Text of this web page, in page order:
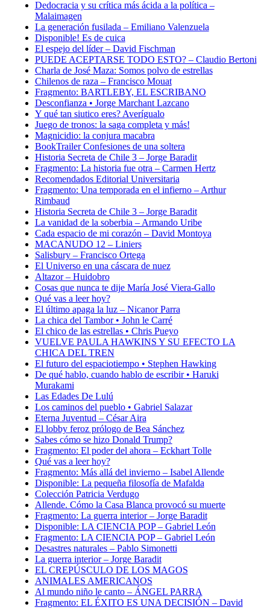
Dedocracia y su crítica más ácida a la política –
Malaimagen
La generación fusilada – Emiliano Valenzuela
Disponible! Es de cuica
El espejo del líder – David Fischman
PUEDE ACEPTARSE TODO ESTO? – Claudio Bertoni
Charla de José Maza: Somos polvo de estrellas
Chilenos de raza – Francisco Mouat
Fragmento: BARTLEBY, EL ESCRIBANO
Desconfianza • Jorge Marchant Lazcano
Y qué tan siutico eres? Averígualo
Juego de tronos: la saga completa y más!
Magnicidio: la conjura macabra
BookTrailer Confesiones de una soltera
Historia Secreta de Chile 3 – Jorge Baradit
Fragmento: La historia fue otra – Carmen Hertz
Recomendados Editorial Universitaria
Fragmento: Una temporada en el infierno – Arthur
Rimbaud
Historia Secreta de Chile 3 – Jorge Baradit
La vanidad de la soberbia – Armando Uribe
Cada espacio de mi corazón – David Montoya
MACANUDO 12 – Liniers
Salisbury – Francisco Ortega
El Universo en una cáscara de nuez
Altazor – Huidobro
Cosas que nunca te dije María José Viera-Gallo
Qué vas a leer hoy?
El último apaga la luz – Nicanor Parra
La chica del Tambor • John le Carré
El chico de las estrellas • Chris Pueyo
VUELVE PAULA HAWKINS Y SU EFECTO LA
CHICA DEL TREN
El futuro del espaciotiempo • Stephen Hawking
De qué hablo, cuando hablo de escribir • Haruki
Murakami
Las Edades De Lulú
Los caminos del pueblo • Gabriel Salazar
Eterna Juventud – César Aira
El lobby feroz prólogo de Bea Sánchez
Sabes cómo se hizo Donald Trump?
Fragmento: El poder del ahora – Eckhart Tolle
Qué vas a leer hoy?
Fragmento: Más allá del invierno – Isabel Allende
Disponible: La pequeña filosofía de Mafalda
Colección Patricia Verdugo
Allende. Cómo la Casa Blanca provocó su muerte
Fragmento: La guerra interior – Jorge Baradit
Disponible: LA CIENCIA POP – Gabriel León
Fragmento: LA CIENCIA POP – Gabriel León
Desastres naturales – Pablo Simonetti
La guerra interior – Jorge Baradit
EL CREPÚSCULO DE LOS MAGOS
ANIMALES AMERICANOS
Al mundo niño le canto – ÁNGEL PARRA
Fragmento: EL ÉXITO ES UNA DECISIÓN – David